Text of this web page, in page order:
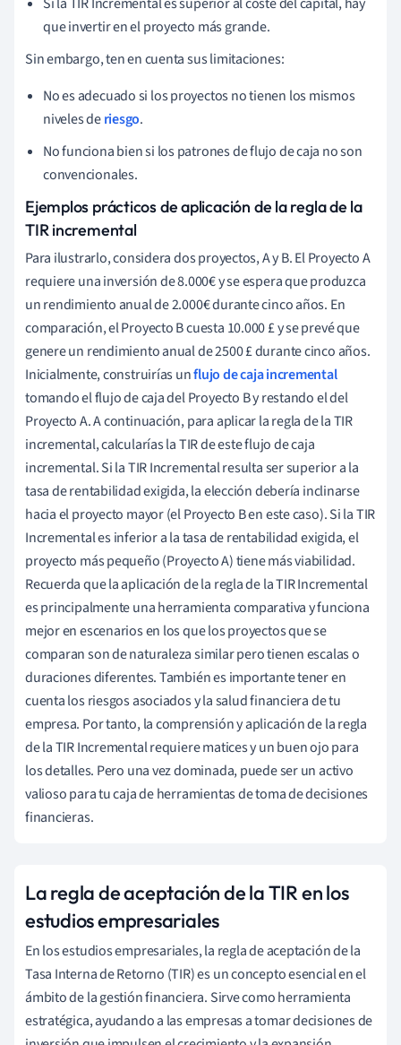
Si la TIR Incremental es superior al coste del capital, hay
que invertir en el proyecto más grande.
Sin embargo, ten en cuenta sus limitaciones:
No es adecuado si los proyectos no tienen los mismos
niveles deriesgo.
No funciona bien si los patrones de flujo de caja no son
convencionales.
Ejemplos prácticos de aplicación de la regla de la
TIR incremental
Para ilustrarlo, considera dos proyectos, A y B. El Proyecto A
requiere una inversión de 8.000€ y se espera que produzca
un rendimiento anual de 2.000€ durante cinco años. En
comparación, el Proyecto B cuesta 10.000 £ y se prevé que
genere un rendimiento anual de 2500 £ durante cinco años.
Inicialmente, construirías unflujo de caja incremental
tomando el flujo de caja del Proyecto B y restando el del
Proyecto A. A continuación, para aplicar la regla de la TIR
incremental, calcularías la TIR de este flujo de caja
incremental. Si la TIR Incremental resulta ser superior a la
tasa de rentabilidad exigida, la elección debería inclinarse
hacia el proyecto mayor (el Proyecto B en este caso). Si la TIR
Incremental es inferior a la tasa de rentabilidad exigida, el
proyecto más pequeño (Proyecto A) tiene más viabilidad.
Recuerda que la aplicación de la regla de la TIR Incremental
es principalmente una herramienta comparativa y funciona
mejor en escenarios en los que los proyectos que se
comparan son de naturaleza similar pero tienen escalas o
duraciones diferentes. También es importante tener en
cuenta los riesgos asociados y la salud financiera de tu
empresa. Por tanto, la comprensión y aplicación de la regla
de la TIR Incremental requiere matices y un buen ojo para
los detalles. Pero una vez dominada, puede ser un activo
valioso para tu caja de herramientas de toma de decisiones
financieras.
La regla de aceptación de la TIR en los
estudios empresariales
En los estudios empresariales, la regla de aceptación de la
Tasa Interna de Retorno (TIR) es un concepto esencial en el
ámbito de la gestión financiera. Sirve como herramienta
estratégica, ayudando a las empresas a tomar decisiones de